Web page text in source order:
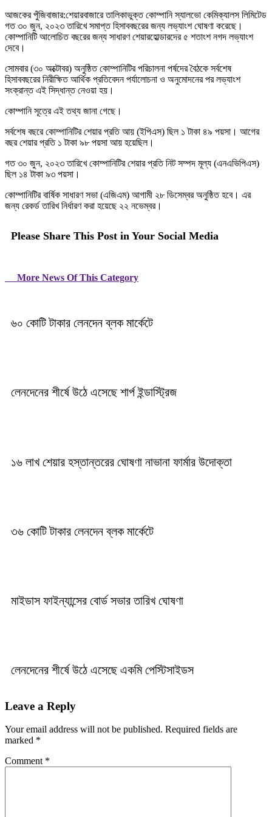
আজকের পুঁজিবাজার:শেয়ারবাজারে তালিকাভুক্ত কোম্পানি স্যালভো কেমিক্যালস লিমিটেড
গত ৩০ জুন, ২০২৩ তারিখে সমাপ্ত হিসাববছরের জন্য লভ্যাংশ ঘোষণা করেছে।
কোম্পানিটি আলোচিত বছরের জন্য সাধারণ শেয়ারহোল্ডারদের ৫ শতাংশ নগদ লভ্যাংশ
দেবে।
সোমবার (৩০ অক্টোবর) অনুষ্ঠিত কোম্পানিটির পরিচালনা পর্ষদের বৈঠকে সর্বশেষ
হিসাববছরের নিরীক্ষিত আর্থিক প্রতিবেদন পর্যালোচনা ও অনুমোদনের পর লভ্যাংশ
সংক্রান্ত এই সিদ্ধান্ত নেওয়া হয়।
কোম্পানি সূত্রে এই তথ্য জানা গেছে।
সর্বশেষ বছরে কোম্পানিটির শেয়ার প্রতি আয় (ইপিএস) ছিল ১ টাকা ৪৯ পয়সা। আগের
বছর শেয়ার প্রতি ১ টাকা ৯৮ পয়সা আয় হয়েছিল।
গত ৩০ জুন, ২০২৩ তারিখে কোম্পানিটির শেয়ার প্রতি নিট সম্পদ মূল্য (এনএভিপিএস)
ছিল ১৪ টাকা ৯৩ পয়সা।
কোম্পানিটির বার্ষিক সাধারণ সভা (এজিএম) আগামী ২৮ ডিসেম্বর অনুষ্ঠিত হবে। এর
জন্য রেকর্ড তারিখ নির্ধারণ করা হয়েছে ২২ নভেম্বর।
Please Share This Post in Your Social Media
More News Of This Category
৬০ কোটি টাকার লেনদেন ব্লক মার্কেটে
লেনদেনের শীর্ষে উঠে এসেছে শার্প ইন্ডাস্ট্রিজ
১৬ লাখ শেয়ার হস্তান্তরের ঘোষণা নাভানা ফার্মার উদোক্তা
৩৬ কোটি টাকার লেনদেন ব্লক মার্কেটে
মাইডাস ফাইন্যান্সের বোর্ড সভার তারিখ ঘোষণা
লেনদেনের শীর্ষে উঠে এসেছে একমি পেস্টিসাইডস
Leave a Reply
Your email address will not be published. Required fields are
marked *
Comment *